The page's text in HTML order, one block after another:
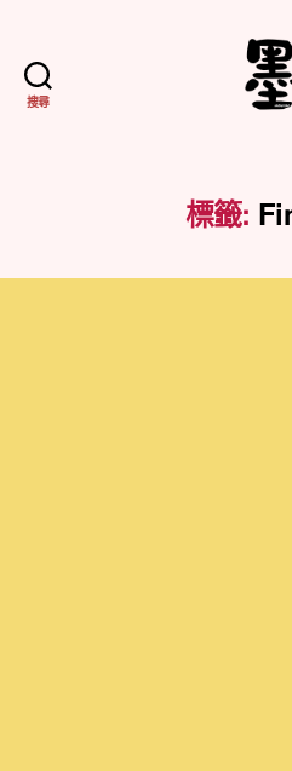
搜尋
業
紀
標籤: